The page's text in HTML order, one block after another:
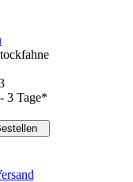
3 Tage*